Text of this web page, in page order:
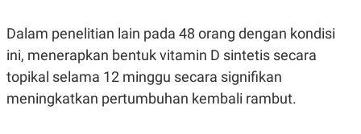
Dalam penelitian lain pada 48 orang dengan kondisi
ini, menerapkan bentuk vitamin D sintetis secara
topikal selama 12 minggu secara signifikan
meningkatkan pertumbuhan kembali rambut.